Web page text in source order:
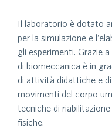
Il laboratorio è dotato
per la simulazione e
gli esperimenti. Grazie
di biomeccanica è in
di attività didattiche e
movimenti del corpo
tecniche di
fisiche.